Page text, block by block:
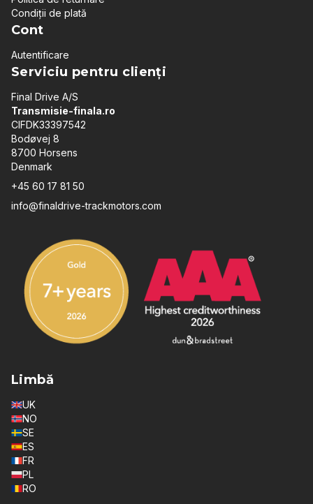
Condiții de plată
Cont
Autentificare
Serviciu pentru clienți
Final Drive A/S
Transmisie-finala.ro
CIFDK33397542
Bodøvej 8
8700 Horsens
Denmark
+45 60 17 81 50
info@finaldrive-trackmotors.com
Limbă
UK
NO
SE
ES
FR
PL
RO